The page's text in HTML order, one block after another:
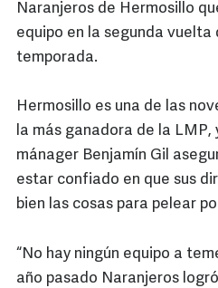
Naranjeros de Hermosillo
equipo en la segunda vuelta
temporada.
Hermosillo es una de las
la más ganadora de la LMP,
mánager Benjamín Gil
estar confiado en que sus
bien las cosas para pelear
“No hay ningún equipo a
año pasado Naranjeros